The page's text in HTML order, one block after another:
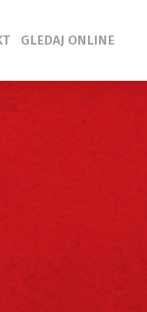
GLEDAJ ONLINE